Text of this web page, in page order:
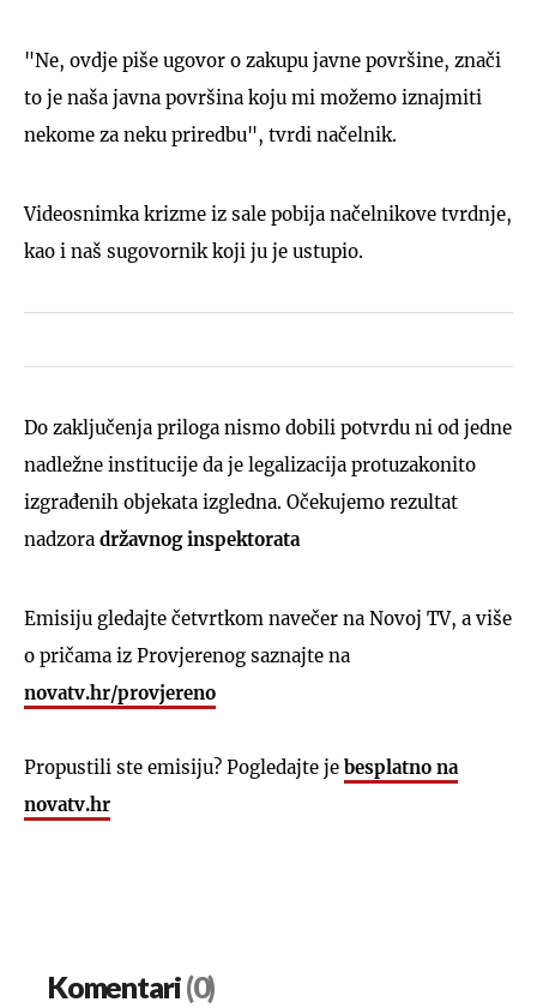
"Ne, ovdje piše ugovor o zakupu javne površine, znači
to je naša javna površina koju mi možemo iznajmiti
nekome za neku priredbu", tvrdi načelnik.
Videosnimka krizme iz sale pobija načelnikove tvrdnje,
kao i naš sugovornik koji ju je ustupio.
Do zaključenja priloga nismo dobili potvrdu ni od jedne
nadležne institucije da je legalizacija protuzakonito
izgrađenih objekata izgledna. Očekujemo rezultat
nadzora državnoginspektorata
Emisiju gledajte četvrtkom navečer na Novoj TV, a više
o pričama iz Provjerenog saznajte na
novatv.hr/provjereno
Propustili ste emisiju? Pogledajte je besplatno na
novatv.hr
Komentari(0)